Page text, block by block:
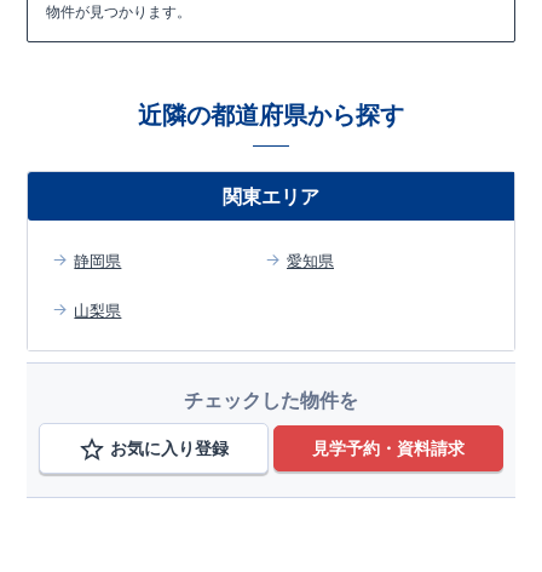
物件が見つかります。
近隣の都道府県から探す
関東エリア
静岡県 愛知県
山梨県
チェックした物件を
お気に入り登録 見学予約・資料請求